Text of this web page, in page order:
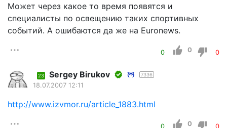
Может через какое то время появятся и
специалисты по освещению таких спортивных
событий. А ошибаются да же на Euronews.
0 0 0
23 Sergey Birukov 7336
18.07.2007 12:11
http://www.izvmor.ru/article_1883.html
0 0 0